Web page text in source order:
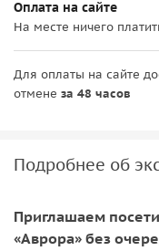
Оплата на сайте
На месте ничего
Для оплаты на сайте
отмене за 48 часов
Подробнее об
Приглашаем
«Аврора» без